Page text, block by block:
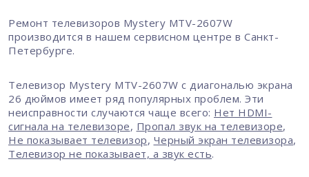
Ремонт телевизоров Mystery MTV-2607W
производится в нашем сервисном центре в Санкт-
Петербурге.
Телевизор Mystery MTV-2607W с диагональю экрана
26 дюймов имеет ряд популярных проблем. Эти
неисправности случаются чаще всего: Нет HDMI-
сигнала на телевизоре, Пропал звук на телевизоре,
Не показывает телевизор, Черный экран телевизора,
Телевизор не показывает, а звук есть.